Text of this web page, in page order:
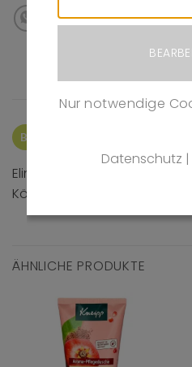
BESCHREIBUNG
Elina Badebürste zur
Körpers, mit abnehmbaren
ÄHNLICHE PRODUKTE
Nur notwendige
Datenschutz |